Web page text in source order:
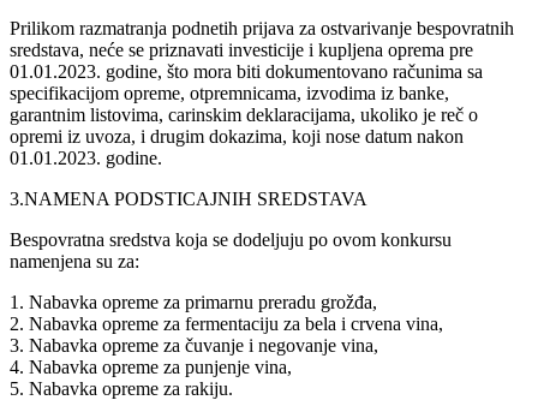
Prilikom razmatranja podnetih prijava za ostvarivanje bespovratnih
sredstava, neće se priznavati investicije i kupljena oprema pre
01.01.2023. godine, što mora biti dokumentovano računima sa
specifikacijom opreme, otpremnicama, izvodima iz banke,
garantnim listovima, carinskim deklaracijama, ukoliko je reč o
opremi iz uvoza, i drugim dokazima, koji nose datum nakon
01.01.2023. godine.
3.NAMENA PODSTICAJNIH SREDSTAVA
Bespovratna sredstva koja se dodeljuju po ovom konkursu
namenjena su za:
1. Nabavka opreme za primarnu preradu grožđa,
2. Nabavka opreme za fermentaciju za bela i crvena vina,
3. Nabavka opreme za čuvanje i negovanje vina,
4. Nabavka opreme za punjenje vina,
5. Nabavka opreme za rakiju.